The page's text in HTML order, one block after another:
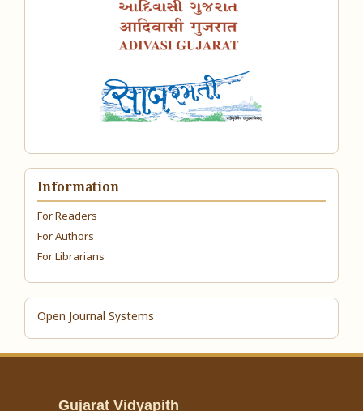
Information
For Readers
For Authors
For Librarians
Open Journal Systems
Gujarat Vidyapith